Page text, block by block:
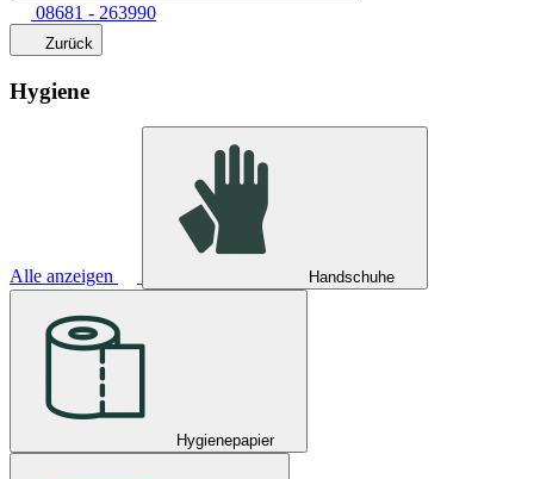
08681 - 263990
Zurück
Hygiene
Alle anzeigen Handschuhe
Hygienepapier